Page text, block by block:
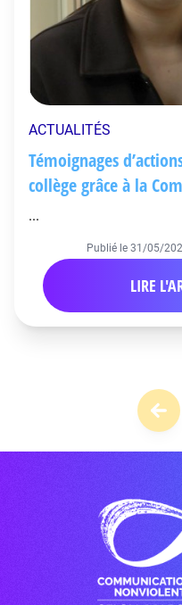
ACTUALITÉS
Témoignages
collège grâce à la
...
Publié le 31/05/
LIRE